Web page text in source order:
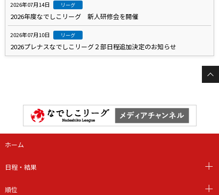
2026年07月14日 リーグ
2026年度なでしこリーグ 新人研修会を開催
2026年07月10日 リーグ
2026プレナスなでしこリーグ２部日程追加決定のお知らせ
ホーム
日程・結果
順位